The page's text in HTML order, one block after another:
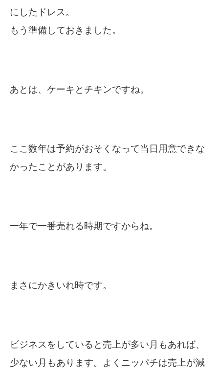
にしたドレス。
もう準備しておきました。
あとは、ケーキとチキンですね。
ここ数年は予約がおそくなって当日用意できな
かったことがあります。
一年で一番売れる時期ですからね。
まさにかきいれ時です。
ビジネスをしていると売上が多い月もあれば、
少ない月もあります。よくニッパチは売上が減